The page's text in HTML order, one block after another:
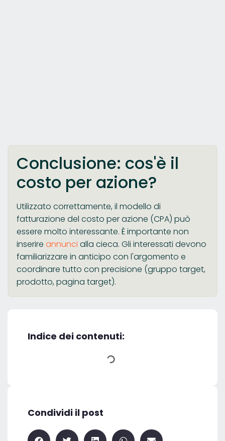
Conclusione: cos'è il
costo per azione?
Utilizzato correttamente, il modello di
fatturazione del costo per azione (CPA) può
essere molto interessante. È importante non
inserire annunci alla cieca. Gli interessati devono
familiarizzare in anticipo con l'argomento e
coordinare tutto con precisione (gruppo target,
prodotto, pagina target).
Indice dei contenuti:
Condividi il post